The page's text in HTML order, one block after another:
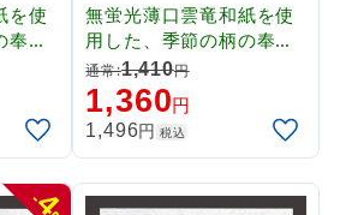
を使
奉書
、
演出
。吸
ので
て乾
無蛍光薄口雲竜和紙を使
用した、季節の柄の奉書
紙です。薄口のため透過
性がよく、掛紙として、
やわらかな雰囲気を演出
することができます。吸
水性に優れていますので
、霧吹き等で湿らせて乾
通常:1,410円
1,360円
1,496円 税込
-
4